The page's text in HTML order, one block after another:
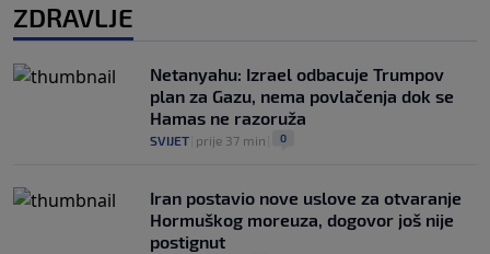
ZDRAVLJE
Netanyahu: Izrael odbacuje Trumpov
plan za Gazu, nema povlačenja dok se
Hamas ne razoruža
SVIJET prije 37 min 0
Iran postavio nove uslove za otvaranje
Hormuškog moreuza, dogovor još nije
postignut